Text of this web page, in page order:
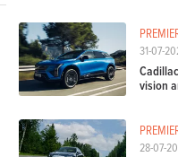
31-07-
vision
28-07-